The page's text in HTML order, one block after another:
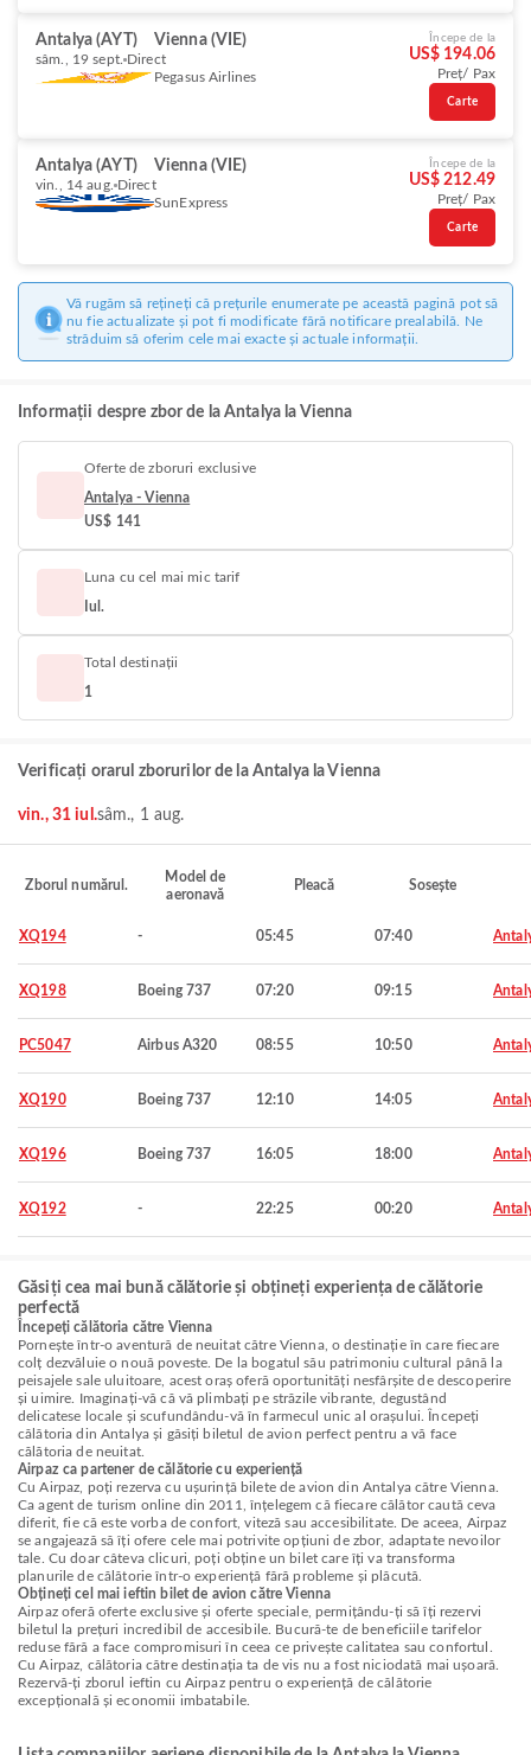
Antalya (AYT) Vienna (VIE)
sâm., 19 sept. Direct
Pegasus Airlines
Începe de la
US$ 194.06
Preț/ Pax
Carte
Antalya (AYT) Vienna (VIE)
vin., 14 aug. Direct
SunExpress
Începe de la
US$ 212.49
Preț/ Pax
Carte
Vă rugăm să rețineți că prețurile enumerate pe această pagină pot să
nu fie actualizate și pot fi modificate fără notificare prealabilă. Ne
străduim să oferim cele mai exacte și actuale informații.
Informații despre zbor de la Antalya la Vienna
Oferte de zboruri exclusive
Antalya - Vienna
US$ 141
Luna cu cel mai mic tarif
Iul.
Total destinații
1
Verificați orarul zborurilor de la Antalya la Vienna
vin., 31 iul.sâm., 1 aug.
Zborul numărul.
Model de
aeronavă
Pleacă Sosește
XQ194 - 05:45 07:40
XQ198 Boeing 737 07:20 09:15
PC5047 Airbus A320 08:55 10:50
XQ190 Boeing 737 12:10 14:05
XQ196 Boeing 737 16:05 18:00
XQ192 - 22:25 00:20
Găsiți cea mai bună călătorie și obțineți experiența de călătorie
perfectă
Începeți călătoria către Vienna
Pornește într-o aventură de neuitat către Vienna, o destinație în care fiecare
colț dezvăluie o nouă poveste. De la bogatul său patrimoniu cultural până la
peisajele sale uluitoare, acest oraș oferă oportunități nesfârșite de descoperire
și uimire. Imaginați-vă că vă plimbați pe străzile vibrante, degustând
delicatese locale și scufundându-vă în farmecul unic al orașului. Începeți
călătoria din Antalya și găsiți biletul de avion perfect pentru a vă face
călătoria de neuitat.
Airpaz ca partener de călătorie cu experiență
Cu Airpaz, poți rezerva cu ușurință bilete de avion din Antalya către Vienna.
Ca agent de turism online din 2011, înțelegem că fiecare călător caută ceva
diferit, fie că este vorba de confort, viteză sau accesibilitate. De aceea, Airpaz
se angajează să îți ofere cele mai potrivite opțiuni de zbor, adaptate nevoilor
tale. Cu doar câteva clicuri, poți obține un bilet care îți va transforma
planurile de călătorie într-o experiență fără probleme și plăcută.
Obțineți cel mai ieftin bilet de avion către Vienna
Airpaz oferă oferte exclusive și oferte speciale, permițându-ți să îți rezervi
biletul la prețuri incredibil de accesibile. Bucură-te de beneficiile tarifelor
reduse fără a face compromisuri în ceea ce privește calitatea sau confortul.
Cu Airpaz, călătoria către destinația ta de vis nu a fost niciodată mai ușoară.
Rezervă-ți zborul ieftin cu Airpaz pentru o experiență de călătorie
excepțională și economii imbatabile.